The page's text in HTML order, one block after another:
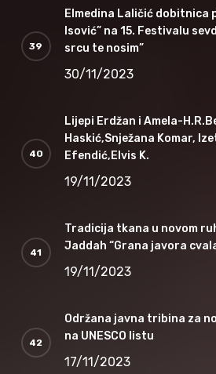
Elmedina Laličić dobitnica
Isović” na 15. Festivalu
srcu te nosim”
30/11/2023
Lijepi Erdžan i Amela-
Haskić,Snježana Komar,
Efendić,Elvis K.
19/11/2023
Tradicija tkana u novom
Jaddah “Grana javora
19/11/2023
Održana javna tribina za
na UNESCO listu
17/11/2023